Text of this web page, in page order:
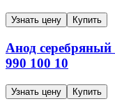
Узнать цену Купить
Анод серебряный
990 100 10
Узнать цену Купить